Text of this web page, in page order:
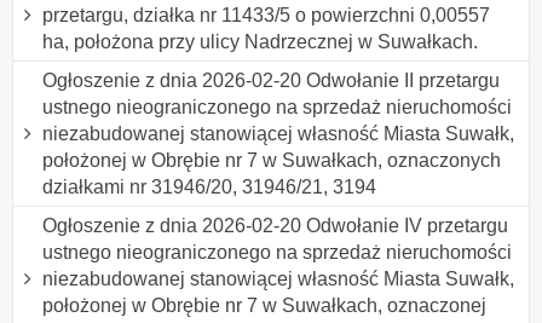
przetargu, działka nr 11433/5 o powierzchni 0,00557
ha, położona przy ulicy Nadrzecznej w Suwałkach.
Ogłoszenie z dnia 2026-02-20 Odwołanie II przetargu
ustnego nieograniczonego na sprzedaż nieruchomości
niezabudowanej stanowiącej własność Miasta Suwałk,
położonej w Obrębie nr 7 w Suwałkach, oznaczonych
działkami nr 31946/20, 31946/21, 3194
Ogłoszenie z dnia 2026-02-20 Odwołanie IV przetargu
ustnego nieograniczonego na sprzedaż nieruchomości
niezabudowanej stanowiącej własność Miasta Suwałk,
położonej w Obrębie nr 7 w Suwałkach, oznaczonej